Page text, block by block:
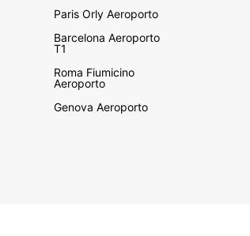
Paris Orly Aeroporto
Barcelona Aeroporto
T1
Roma Fiumicino
Aeroporto
Genova Aeroporto